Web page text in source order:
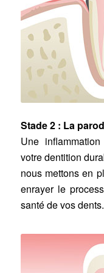
Stade 2 : La
Une
votre dentition
nous mettons en
enrayer le
santé de vos dents.